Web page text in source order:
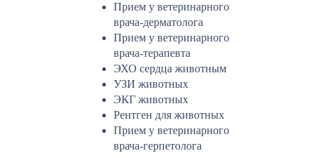
Прием у ветеринарного
врача-дерматолога
Прием у ветеринарного
врача-терапевта
ЭХО сердца животным
УЗИ животных
ЭКГ животных
Рентген для животных
Прием у ветеринарного
врача-герпетолога